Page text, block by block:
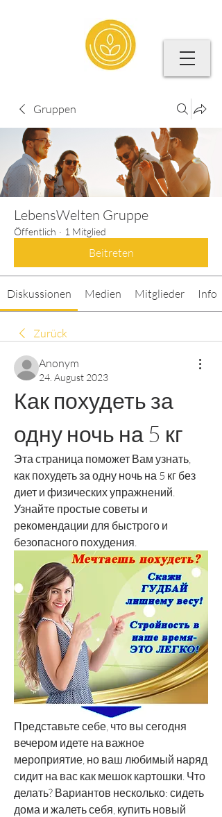
Gruppen
LebensWelten Gruppe
Öffentlich · 1 Mitglied
Beitreten
Diskussionen Medien Mitglieder Info
Zurück
Anonym
24. August 2023
Как похудеть за
одну ночь на 5 кг
Эта страница поможет Вам узнать,
как похудеть за одну ночь на 5 кг без
диет и физических упражнений.
Узнайте простые советы и
рекомендации для быстрого и
безопасного похудения.
Представьте себе, что вы сегодня
вечером идете на важное
мероприятие, но ваш любимый наряд
сидит на вас как мешок картошки. Что
делать? Вариантов несколько: сидеть
дома и жалеть себя, купить новый